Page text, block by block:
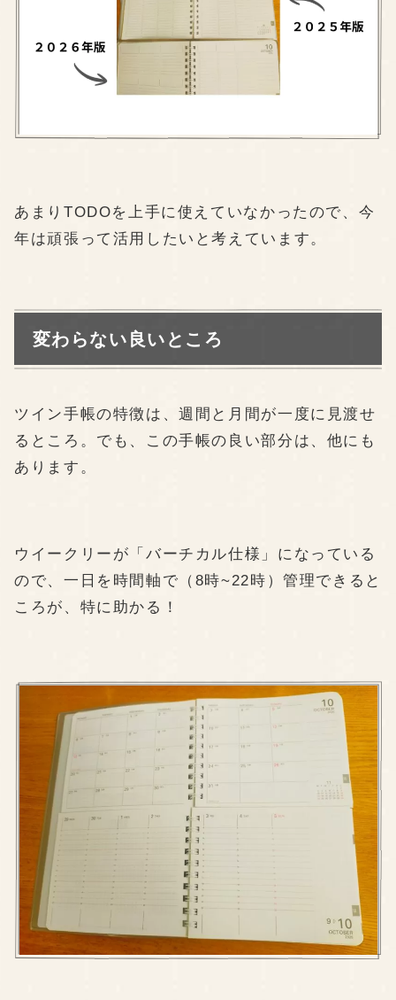
あまりTODOを上手に使えていなかったので、今
年は頑張って活用したいと考えています。
変わらない良いところ
ツイン手帳の特徴は、週間と月間が一度に見渡せ
るところ。でも、この手帳の良い部分は、他にも
あります。
ウイークリーが「バーチカル仕様」になっている
ので、一日を時間軸で（8時~22時）管理できると
ころが、特に助かる！